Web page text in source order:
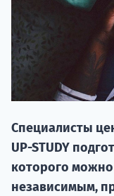
Специалисты
UP-STUDY
которого можно
независимым,